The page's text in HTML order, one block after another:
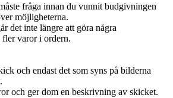
fråga innan du vunnit budgivningen
möjligheterna.
det inte längre att göra några
varor i ordern.
och endast det som syns på bilderna
och ger dom en beskrivning av skicket.